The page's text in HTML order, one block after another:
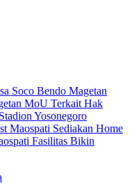
Soco Bendo Magetan
MoU Terkait Hak
Yosonegoro
Maospati Sediakan Home
Fasilitas Bikin